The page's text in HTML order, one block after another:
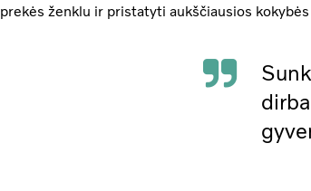
prekės ženklu ir pristatyti aukščiausios kokybės